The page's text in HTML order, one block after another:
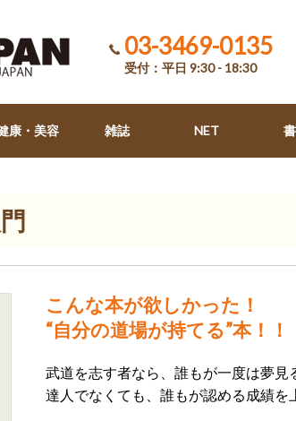
03-3469-0135
受付：平日 9:30 - 18:30
康・美容 雑誌 NET
門
こんな本が欲しかった！
“自分の道場が持てる”本！！
武道を志す者なら、誰もが一度は夢見
達人でなくても、誰もが認める成績を